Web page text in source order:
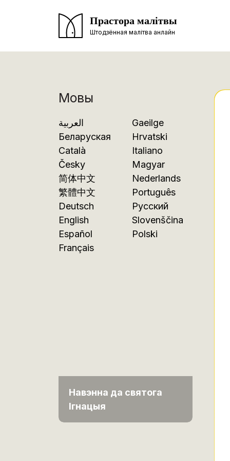
Прастора малітвы
Штодзённая малітва анлайн
Мовы
العربية
Беларуская
Català
Česky
简体中文
繁體中文
Deutsch
English
Español
Français
Gaeilge
Hrvatski
Italiano
Magyar
Nederlands
Português
Русский
Slovenščina
Polski
Навэнна да святога
Ігнацыя